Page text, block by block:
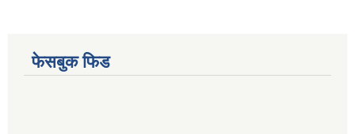
फेसबुक फिड